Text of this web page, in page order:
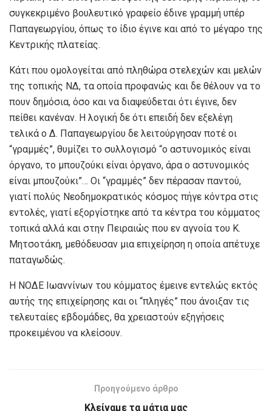
συγκεκριμένο βουλευτικό γραφείο έδινε γραμμή υπέρ
Παπαγεωργίου, όπως το ίδιο έγινε και από το μέγαρο της
Κεντρικής πλατείας.
Κάτι που ομολογείται από πληθώρα στελεχών και μελών
της τοπικής ΝΔ, τα οποία προφανώς και δε θέλουν να το
πουν δημόσια, όσο και να διαψεύδεται ότι έγινε, δεν
πείθει κανέναν. Η λογική δε ότι επειδή δεν εξελέγη
τελικά ο Δ. Παπαγεωργίου δε λειτούργησαν ποτέ οι
“γραμμές”, θυμίζει το συλλογισμό “ο αστυνομικός είναι
όργανο, το μπουζούκι είναι όργανο, άρα ο αστυνομικός
είναι μπουζούκι”… Οι “γραμμές” δεν πέρασαν παντού,
γιατί πολύς Νεοδημοκρατικός κόσμος πήγε κόντρα στις
εντολές, γιατί εξοργίστηκε από τα κέντρα του κόμματος
τοπικά αλλά και στην Πειραιώς που εν αγνοία του Κ.
Μητσοτάκη, μεθόδευσαν μια επιχείρηση η οποία απέτυχε
παταγωδώς.
Η ΝΟΔΕ Ιωαννίνων του κόμματος έμεινε εντελώς εκτός
αυτής της επιχείρησης και οι “πληγές” που άνοιξαν τις
τελευταίες εβδομάδες, θα χρειαστούν εξηγήσεις
προκειμένου να κλείσουν.
Προηγούμενο άρθρο
Κλείναμε τα μάτια μας